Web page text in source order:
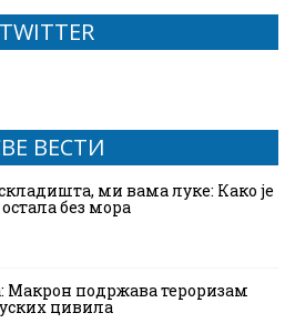
TWITTER
ВЕСТИ
ми вама луке: Како је
без мора
Макрон подржава тероризам
цивила